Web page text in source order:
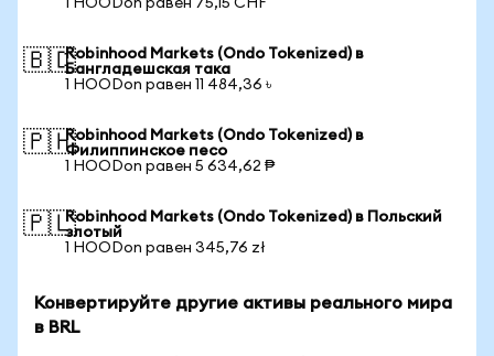
1 HOODon равен 75,15 CHF
🇧🇩Robinhood Markets (Ondo Tokenized) в
Бангладешская така
1 HOODon равен 11 484,36 ৳
🇵🇭Robinhood Markets (Ondo Tokenized) в
Филиппинское песо
1 HOODon равен 5 634,62 ₱
🇵🇱Robinhood Markets (Ondo Tokenized) в Польский
злотый
1 HOODon равен 345,76 zł
Конвертируйте другие активы реального мира
в BRL